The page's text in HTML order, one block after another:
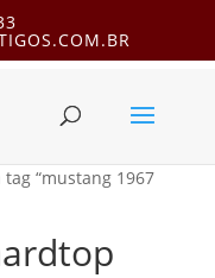
“mustang 1967